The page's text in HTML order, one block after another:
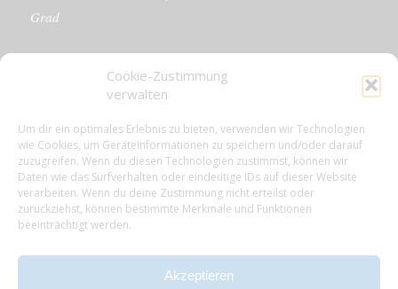
Cookie-Zustimmung
verwalten
Um dir ein optimales Erlebnis zu bieten, verwenden wir Technologien
wie Cookies, um Geräteinformationen zu speichern und/oder darauf
zuzugreifen. Wenn du diesen Technologien zustimmst, können wir
Daten wie das Surfverhalten oder eindeutige IDs auf dieser Website
verarbeiten. Wenn du deine Zustimmung nicht erteilst oder
zurückziehst, können bestimmte Merkmale und Funktionen
beeinträchtigt werden.
Akzeptieren
Grad
KONTAKTDETAILS
VfL 1861 e.V. Traben-Trarbach
Neue Rathausstr. 18
56841 Traben-Trarbach
E-Mail: info@vfl-traben-trarbach.de